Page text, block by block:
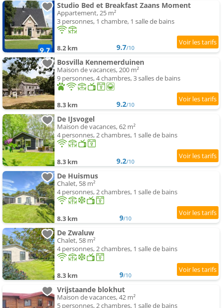
Studio Bed et Breakfast Zaans Moment
Appartement, 25 m²
3 personnes, 1 chambre, 1 salle de bains
8.2 km 9.7/10
Bosvilla Kennemerduinen
Maison de vacances, 200 m²
9 personnes, 4 chambres, 3 salles de bains
8.3 km 9.2/10
De IJsvogel
Maison de vacances, 62 m²
4 personnes, 2 chambres, 1 salle de bains
8.3 km 9.2/10
De Huismus
Chalet, 58 m²
4 personnes, 2 chambres, 1 salle de bains
8.3 km 9/10
De Zwaluw
Chalet, 58 m²
4 personnes, 2 chambres, 1 salle de bains
8.3 km 9/10
Vrijstaande blokhut
Maison de vacances, 42 m²
5 personnes, 2 chambres, 1 salle de bains